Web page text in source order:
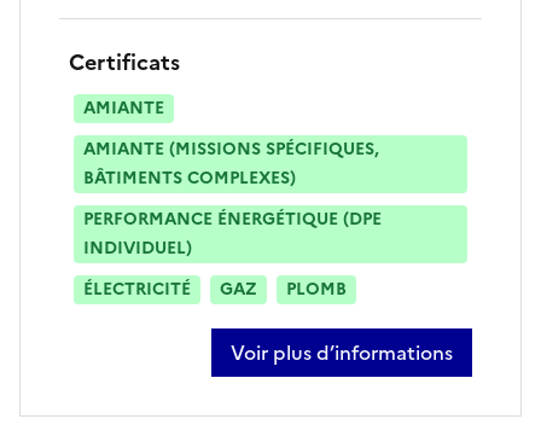
Certificats
AMIANTE
AMIANTE (MISSIONS SPÉCIFIQUES,
BÂTIMENTS COMPLEXES)
PERFORMANCE ÉNERGÉTIQUE (DPE
INDIVIDUEL)
ÉLECTRICITÉ
GAZ PLOMB
Voir plus d’informations
sur grégory stach